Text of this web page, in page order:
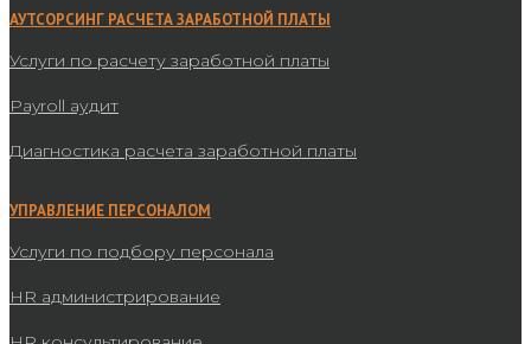
АУТСОРСИНГ РАСЧЕТА ЗАРАБОТНОЙ ПЛАТЫ
Услуги по расчету заработной платы
Payroll аудит
Диагностика расчета заработной платы
УПРАВЛЕНИЕ ПЕРСОНАЛОМ
Услуги по подбору персонала
HR администрирование